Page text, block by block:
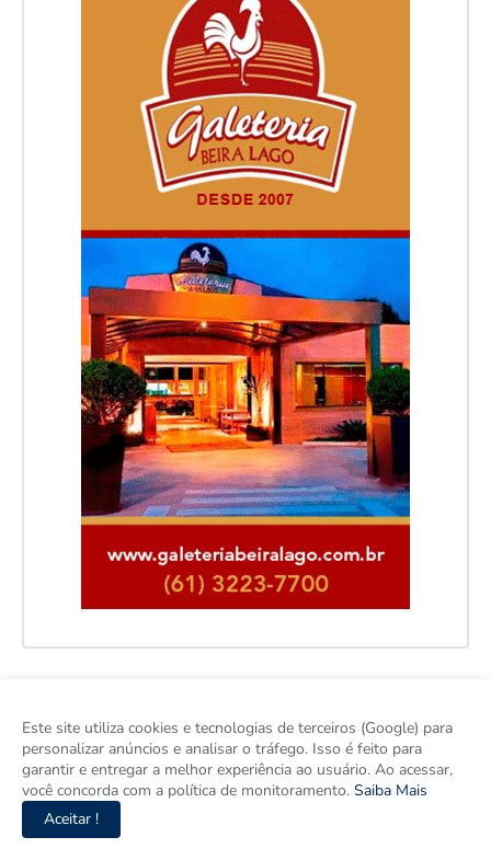
Este site utiliza cookies e tecnologias de terceiros (Google) para
personalizar anúncios e analisar o tráfego. Isso é feito para
garantir e entregar a melhor experiência ao usuário. Ao acessar,
você concorda com a política de monitoramento. Saiba Mais
Aceitar !